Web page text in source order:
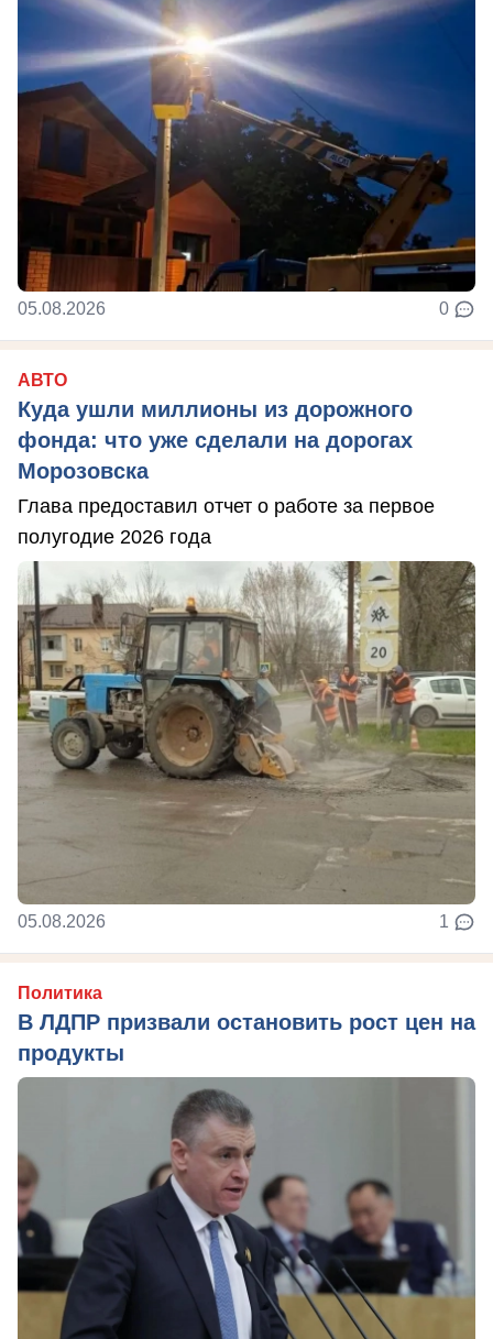
05.08.2026 0
АВТО
Куда ушли миллионы из дорожного
фонда: что уже сделали на дорогах
Морозовска
Глава предоставил отчет о работе за первое
полугодие 2026 года
05.08.2026 1
Политика
В ЛДПР призвали остановить рост цен на
продукты